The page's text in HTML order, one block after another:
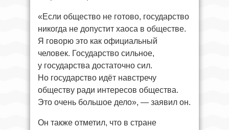
«Если общество не готово, государство
никогда не допустит хаоса в обществе.
Я говорю это как официальный
человек. Государство сильное,
у государства достаточно сил.
Но государство идёт навстречу
обществу ради интересов общества.
Это очень большое дело», — заявил он.
Он также отметил, что в стране